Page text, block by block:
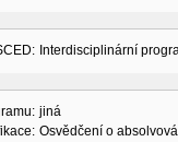
Interdisciplinární
jiná
Osvědčení o